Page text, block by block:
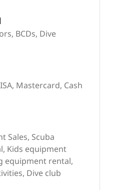
Sales, Scuba
Kids equipment
equipment rental,
Dive club
BCDs, Dive
Mastercard, Cash